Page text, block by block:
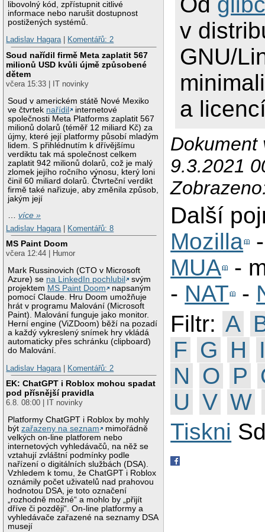
libovolný kód, zpřístupnit citlivé
informace nebo narušit dostupnost
postižených systémů.
Ladislav Hagara| Komentářů: 2
Soud nařídil firmě Meta zaplatit 567
milionů USD kvůli újmě způsobené
dětem
včera 15:33 | IT novinky
Soud v americkém státě Nové Mexiko
ve čtvrtek nařídil
internetové
společnosti Meta Platforms zaplatit 567
milionů dolarů (téměř 12 miliard Kč) za
újmy, které její platformy působí mladým
lidem. S přihlédnutím k dřívějšímu
verdiktu tak má společnost celkem
zaplatit 942 milionů dolarů, což je malý
zlomek jejího ročního výnosu, který loni
činil 60 miliard dolarů. Čtvrteční verdikt
firmě také nařizuje, aby změnila způsob,
jakým její
…více »
Ladislav Hagara
Komentářů: 8
MS Paint Doom
včera 12:44 | Humor
Mark Russinovich (CTO v Microsoft
Azure) se na LinkedIn pochlubil
svým
projektem MS Paint Doom
napsaným
pomocí Claude. Hru Doom umožňuje
hrát v programu Malování (Microsoft
Paint). Malování funguje jako monitor.
Herní engine (ViZDoom) běží na pozadí
a každý vykreslený snímek hry vkládá
automaticky přes schránku (clipboard)
do Malování.
Ladislav Hagara
Komentářů: 2
EK: ChatGPT i Roblox mohou spadat
pod přísnější pravidla
6.8. 08:00 | IT novinky
Platformy ChatGPT i Roblox by mohly
býtzařazeny na seznam
mimořádně
velkých on-line platforem nebo
internetových vyhledávačů, na něž se
vztahují zvláštní podmínky podle
nařízení o digitálních službách (DSA).
Vzhledem k tomu, že ChatGPT i Roblox
oznámily počet uživatelů nad prahovou
hodnotou DSA, je toto označení
„rozhodně možné“ a mohlo by „přijít
dříve či později“. On-line platformy a
vyhledávače zařazené na seznamy DSA
musejí
v
GNU/
a
9.3.2021
Další
Mozilla
MUA -
- NAT -
Filtr: A
F G H
N O P
U V W
Tiskni